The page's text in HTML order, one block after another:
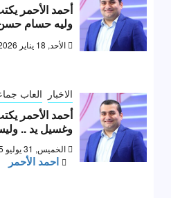
أحمد الأحمر
وليه حسام
الأحد, 18 يناير 2026, 5:05 ص
الاخبار العاب
أحمد الأحمر
وغسيل يد ..
الخميس, 31 يوليو 2025, 11:02 ص
احمد الأحمر